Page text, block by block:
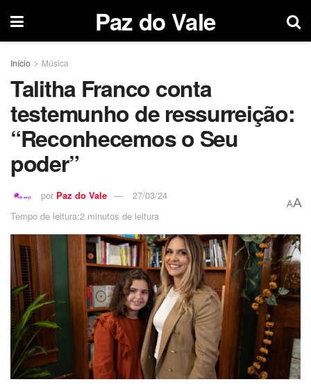
Paz do Vale
Início Música
Talitha Franco conta
testemunho de ressurreição:
“Reconhecemos o Seu
poder”
por Paz do Vale
27/03/24
Tempo de leitura:2 minutos de leitura
AA